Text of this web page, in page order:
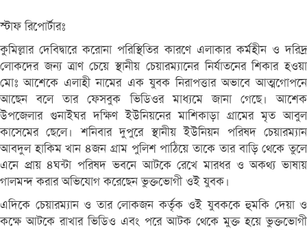
স্টাফ রিপোর্টারঃ
কুমিল্লার দেবিদ্বারে করোনা পরিস্থিতির কারণে এলাকার কর্মহীন ও দরিদ্র
লোকদের জন্য ত্রাণ চেয়ে স্থানীয় চেয়ারম্যানের নির্যাতনের শিকার হওয়া
মোঃ আশেকে এলাহী নামের এক যুবক নিরাপত্তার অভাবে আত্মগোপনে
আছেন বলে তার ফেসবুক ভিডিওর মাধ্যমে জানা গেছে। আশেক
উপজেলার গুনাইঘর দক্ষিণ ইউনিয়নের মাশিকাড়া গ্রামের মৃত আবুল
কাসেমের ছেলে। শনিবার দুপুরে স্থানীয় ইউনিয়ন পরিষদ চেয়ারম্যান
আবদুল হাকিম খান ৪জন গ্রাম পুলিশ পাঠিয়ে তাকে তার বাড়ি থেকে তুলে
এনে প্রায় ৪ঘন্টা পরিষদ ভবনে আটকে রেখে মারধর ও অকথ্য ভাষায়
গালমন্দ করার অভিযোগ করেছেন ভুক্তভোগী ওই যুবক।
এদিকে চেয়ারম্যান ও তার লোকজন কর্তৃক ওই যুবককে হুমকি দেয়া ও
কক্ষে আটকে রাখার ভিডিও এবং পরে আটক থেকে মুক্ত হয়ে ভুক্তভোগী